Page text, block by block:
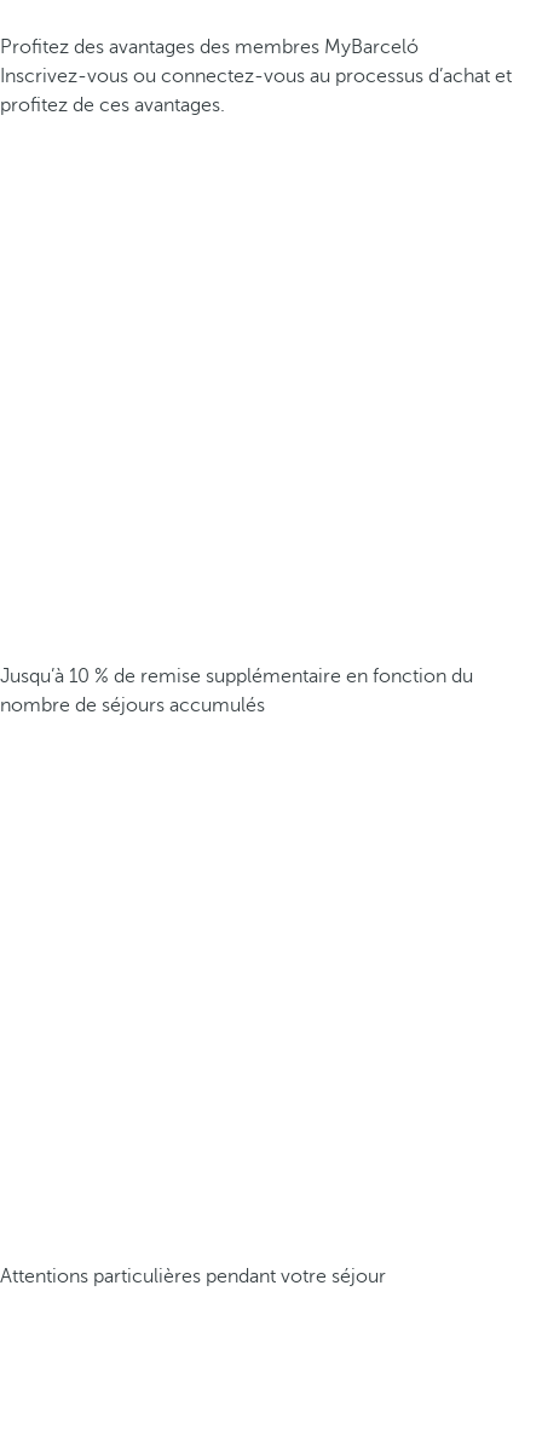
Profitez des avantages des membres MyBarceló
Inscrivez-vous ou connectez-vous au processus d’achat et
profitez de ces avantages.
Jusqu’à 10 % de remise supplémentaire en fonction du
nombre de séjours accumulés
Attentions particulières pendant votre séjour